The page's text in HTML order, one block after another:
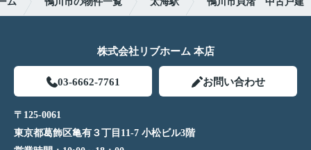
株式会社リブホーム 本店
03-6662-7761 お問い合わせ
〒125-0061
東京都葛飾区亀有３丁目11-7 小松ビル3階